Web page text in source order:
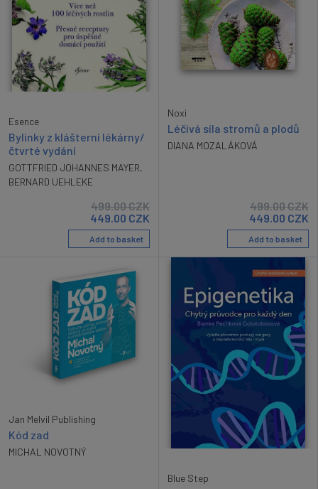
Esence
Bylinky z klášterní lékárny/
čtvrté vydání
GOTTFRIED JOHANNES MAYER,
BERNARD UEHLEKE
499.00CZK
449.00 CZK
Add to basket
Noxi
Léčivá síla stromů a plodů
DIANA MOZALÁKOVÁ
499.00CZK
449.00 CZK
Add to basket
Jan Melvil Publishing
Kód zad
MICHAL NOVOTNÝ
Blue Step